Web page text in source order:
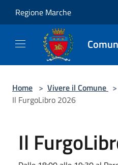
Regione Marche
Home > Vivere il Comune >
Il FurgoLibro 2026
Il